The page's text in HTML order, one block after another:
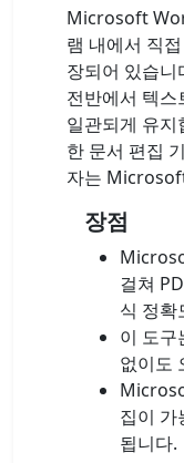
Microsoft
램 내에서 직
장되어 있습니
전반에서 텍스
일관되게 유
한 문서 편집
자는
장점
걸쳐
식 정확
이 도구
없이도
집이 가
됩니다.